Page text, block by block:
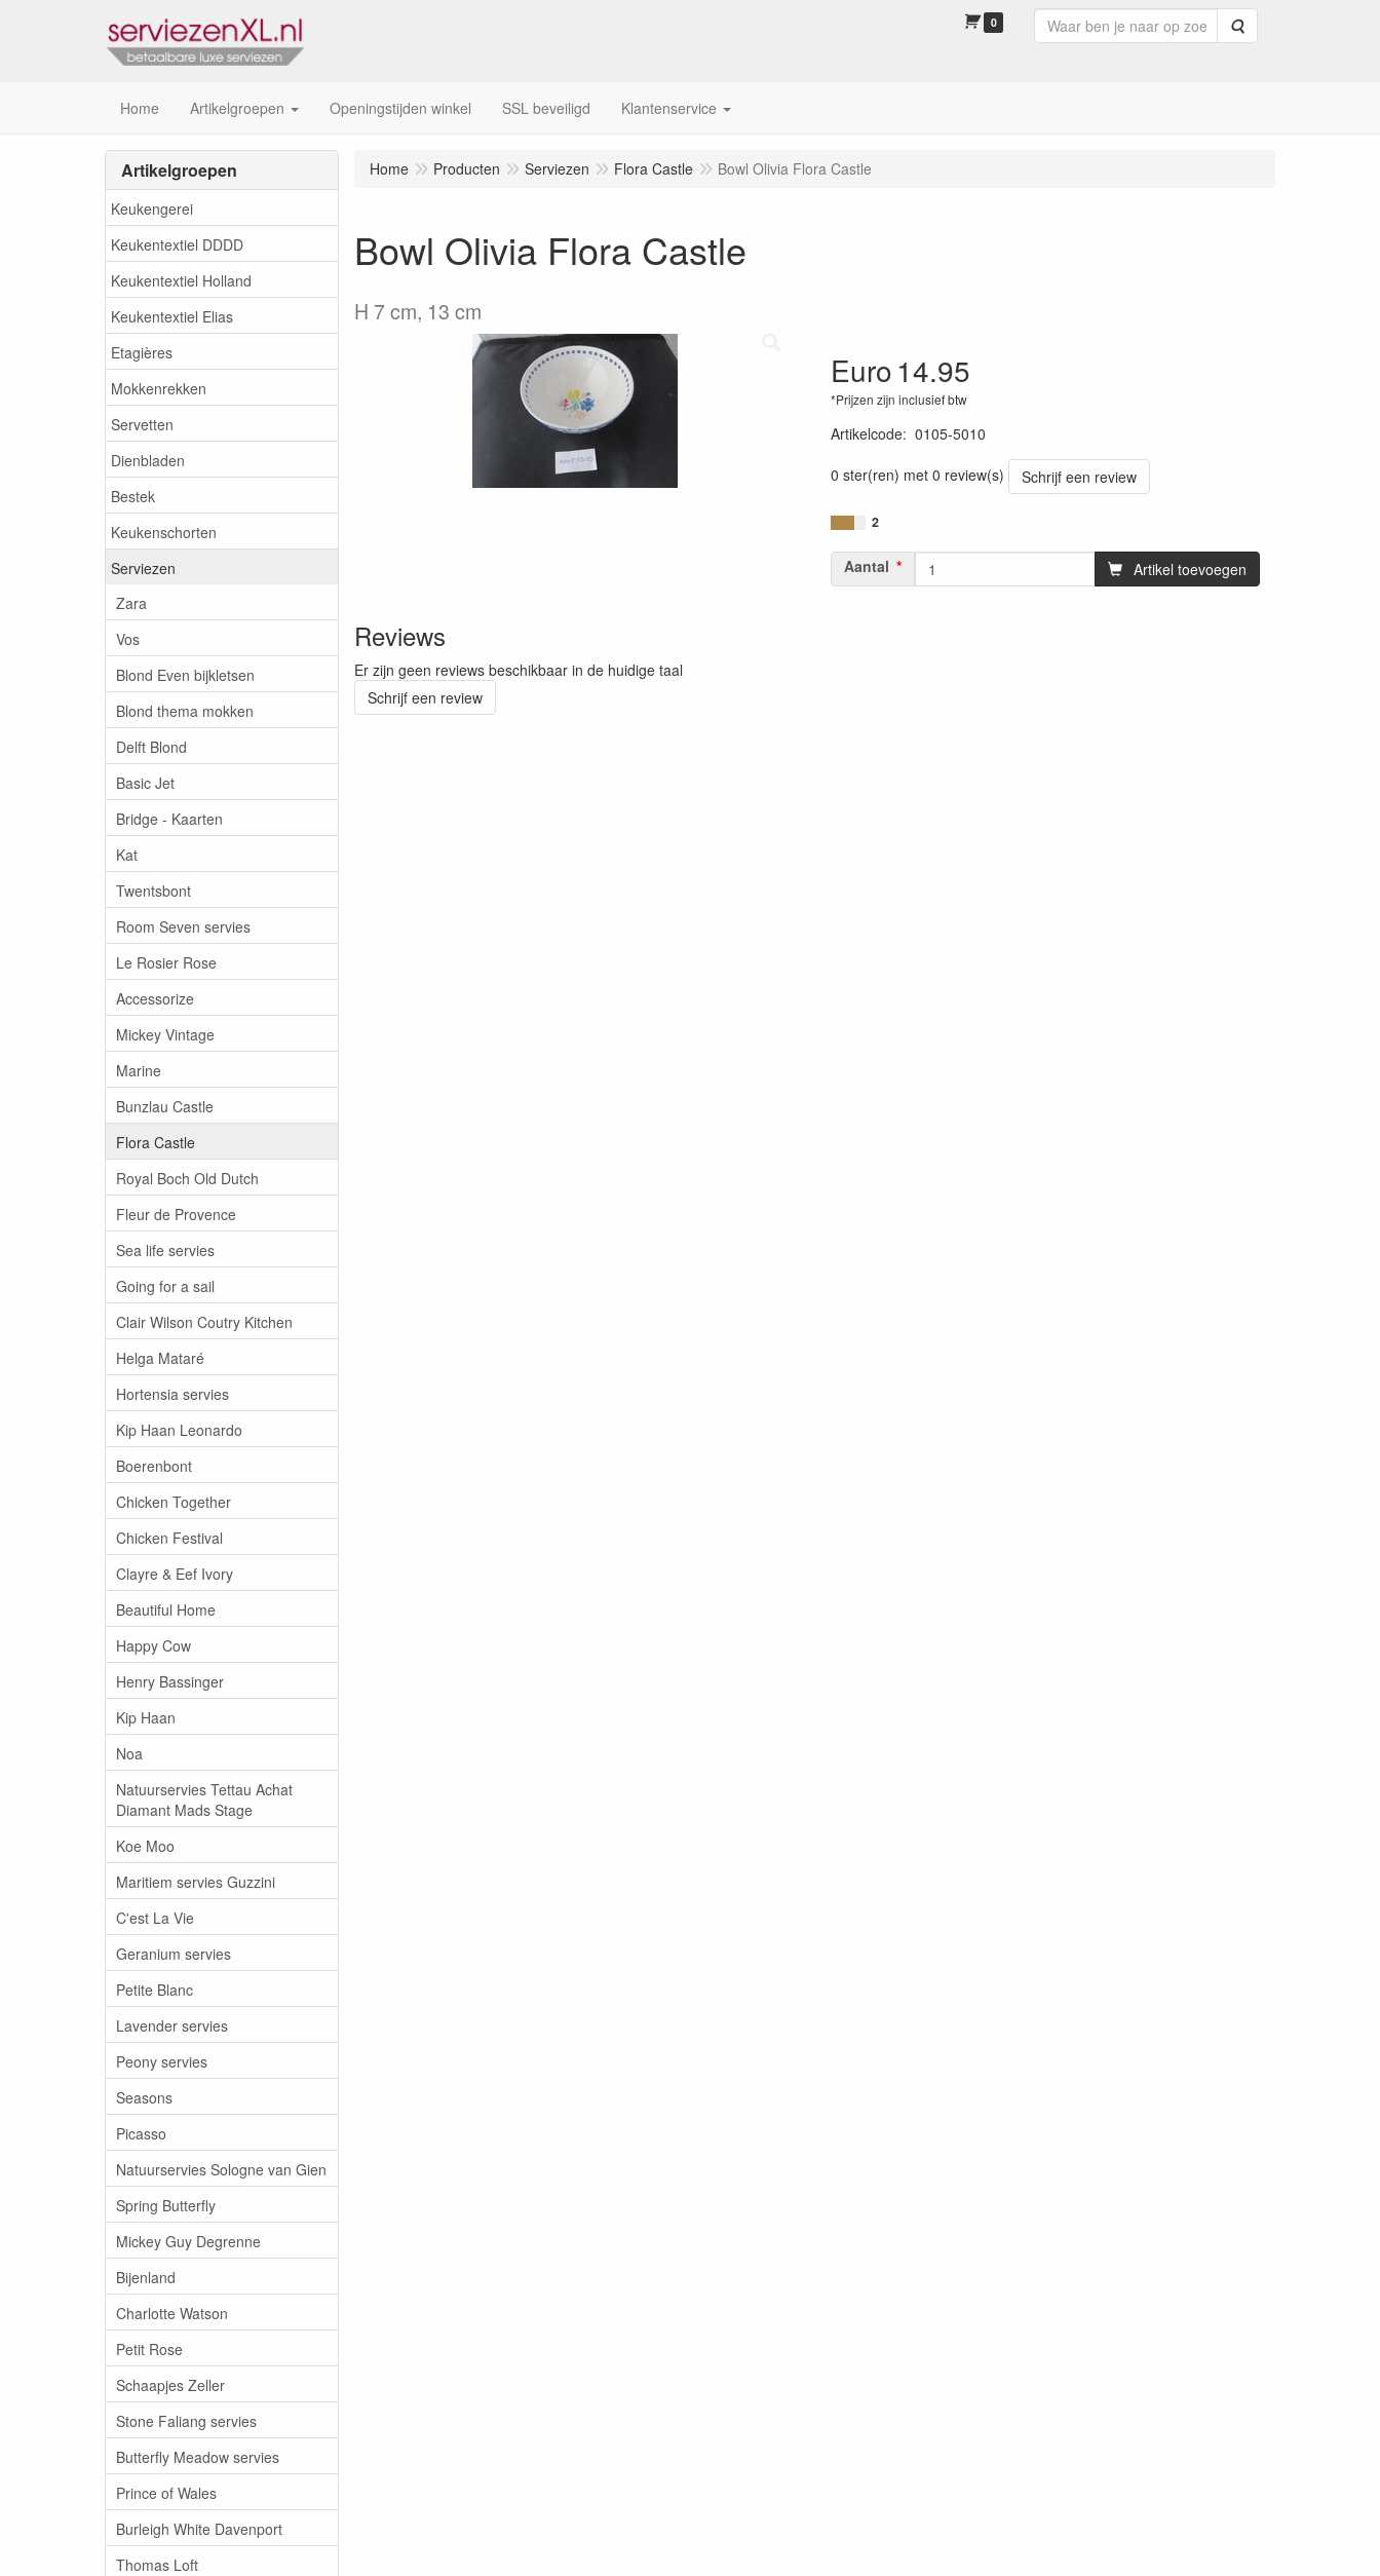
0 Zoeken
Home Artikelgroepen Openingstijden winkel SSL beveiligd Klantenservice
Artikelgroepen
Keukengerei
Keukentextiel DDDD
Keukentextiel Holland
Keukentextiel Elias
Etagières
Mokkenrekken
Servetten
Dienbladen
Bestek
Keukenschorten
Serviezen
Zara
Vos
Blond Even bijkletsen
Blond thema mokken
Delft Blond
Basic Jet
Bridge - Kaarten
Kat
Twentsbont
Room Seven servies
Le Rosier Rose
Accessorize
Mickey Vintage
Marine
Bunzlau Castle
Flora Castle
Royal Boch Old Dutch
Fleur de Provence
Sea life servies
Going for a sail
Clair Wilson Coutry Kitchen
Helga Mataré
Hortensia servies
Kip Haan Leonardo
Boerenbont
Chicken Together
Chicken Festival
Clayre & Eef Ivory
Beautiful Home
Happy Cow
Henry Bassinger
Kip Haan
Noa
Natuurservies Tettau Achat
Diamant Mads Stage
Koe Moo
Maritiem servies Guzzini
C'est La Vie
Geranium servies
Petite Blanc
Lavender servies
Peony servies
Seasons
Picasso
Natuurservies Sologne van Gien
Spring Butterfly
Mickey Guy Degrenne
Bijenland
Charlotte Watson
Petit Rose
Schaapjes Zeller
Stone Faliang servies
Butterfly Meadow servies
Prince of Wales
Burleigh White Davenport
Thomas Loft
Home Producten Serviezen Flora Castle Bowl Olivia Flora Castle
Bowl Olivia Flora Castle
H 7 cm, 13 cm
Euro14.95
*Prijzen zijn inclusief btw
Artikelcode: 0105-5010
0 ster(ren) met 0 review(s)
Schrijf een review
2
Aantal Artikel toevoegen
Reviews
Er zijn geen reviews beschikbaar in de huidige taal
Schrijf een review